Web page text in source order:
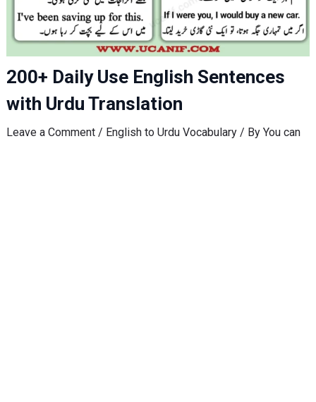
200+ Daily Use English Sentences
with Urdu Translation
Leave a Comment / English to Urdu Vocabulary/ By You can